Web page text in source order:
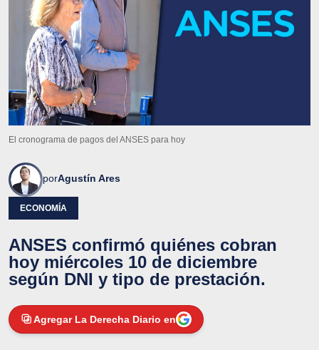
El cronograma de pagos del ANSES para hoy
porAgustín Ares
ECONOMÍA
ANSES confirmó quiénes cobran
hoy miércoles 10 de diciembre
según DNI y tipo de prestación.
Agregar La Derecha Diario en